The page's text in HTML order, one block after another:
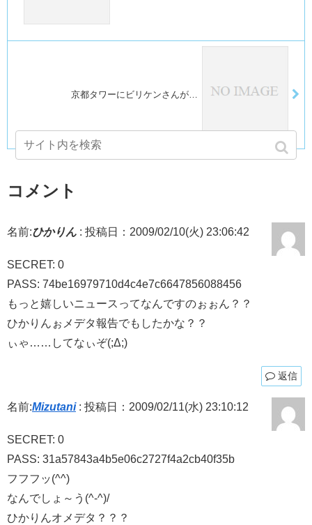
京都タワーにビリケンさんが…
コメント
名前:ひかりん : 投稿日：2009/02/10(火) 23:06:42
SECRET: 0
PASS: 74be16979710d4c4e7c6647856088456
もっと嬉しいニュースってなんですのぉぉん？？
ひかりんぉメデタ報告でもしたかな？？
ぃゃ……してなぃぞ(;Δ;)
返信
名前:Mizutani: 投稿日：2009/02/11(水) 23:10:12
SECRET: 0
PASS: 31a57843a4b5e06c2727f4a2cb40f35b
フフフッ(^^)
なんでしょ～う(^-^)/
ひかりんオメデタ？？？